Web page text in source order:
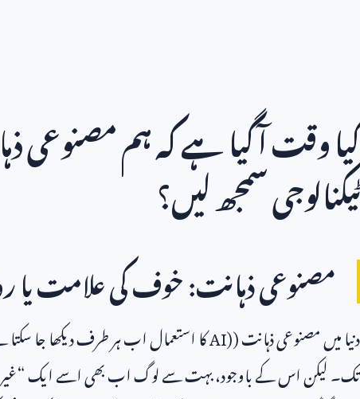
کیا وقت آ گیا ہے کہ ہم مصنوعی
ٹیکنالوجی سمجھ لیں؟
مصنوعی ذہانت: خوف کی علامت یا
دنیا میں مصنوعی ذہانت (AI)کا استعمال اب ہر طرف دیکھا جا
تک۔ لیکن اس کے باوجود، بہت سے لوگ اب بھی اسے ایک “غیر